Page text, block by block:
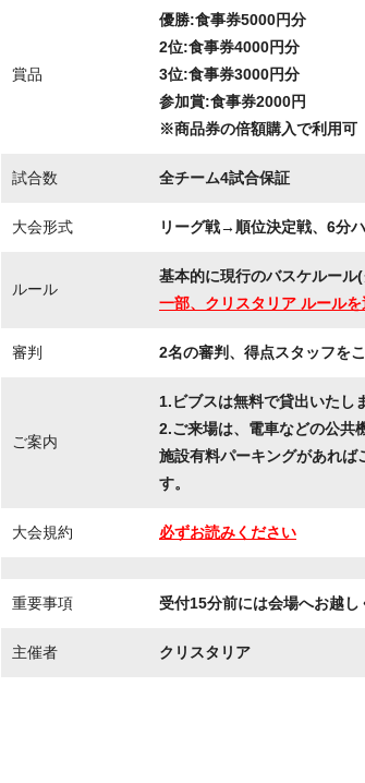
賞品
優勝:食事券5000円分
2位:食事券4000円分
3位:食事券3000円分
参加賞:食事券2000円
※商品券の倍額購入で利用可
試合数 全チーム4試合保証
大会形式 リーグ戦→順位決定戦、6分
ルール
基本的に現行のバスケルー
一部、クリスタリア ルールを
審判 2名の審判、得点スタッフを
ご案内
1.ビブスは無料で貸出いたし
2.ご来場は、電車などの公共
施設有料パーキングがあれば
す。
大会規約 必ずお読みください
重要事項 受付15分前には会場へお越し
主催者 クリスタリア